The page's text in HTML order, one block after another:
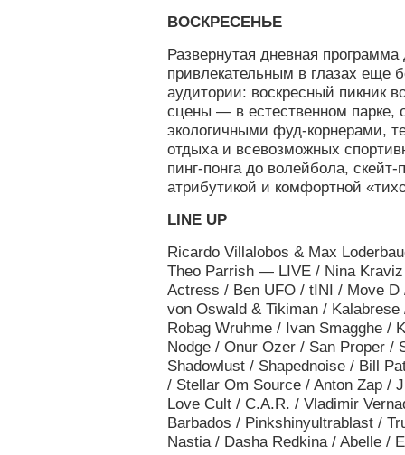
ВОСКРЕСЕНЬЕ
Развернутая дневная
привлекательным в глазах еще
аудитории: воскресный пикник
сцены — в естественном парке,
экологичными фуд-корнерами,
отдыха и всевозможных
пинг-понга до волейбола,
атрибутикой и комфортной
LINE UP
Ricardo Villalobos & Max
Theo Parrish — LIVE / Nina
Actress / Ben UFO / tINI / Move
von Oswald & Tikiman /
Robag Wruhme / Ivan Smagghe /
Nodge / Onur Ozer / San Proper /
Shadowlust / Shapednoise / Bill
/ Stellar Om Source / Anton Zap /
Love Cult / C.A.R. / Vladimir
Barbados / Pinkshinyultrablast /
Nastia / Dasha Redkina / Abelle /